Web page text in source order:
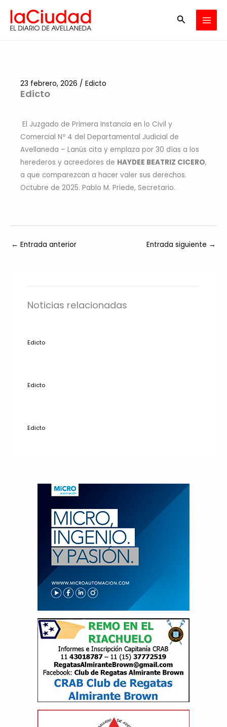
contenido
Buscar
Edicto
23 febrero, 2026 / Edicto
El Juzgado de Primera Instancia en lo Civil y
Comercial Nº 4 del Departamental Judicial de
Avellaneda – Lanús cita y emplaza por 30 días a los
herederos y acreedores de HAYDEE BEATRIZ CICERO,
a que comparezcan a hacer valer sus derechos.
Octubre de 2025. Pablo M. Priede, Secretario.
← Entrada anterior Entrada siguiente →
Noticias relacionadas
Edicto
Edicto
Edicto